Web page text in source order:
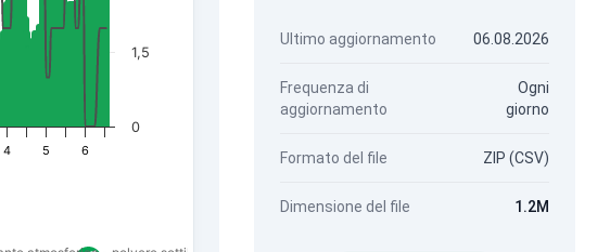
4 5 6
0
1,5
Ultimo aggiornamento 06.08.2026
Frequenza di
aggiornamento
Ogni
giorno
Formato del file ZIP (CSV)
Dimensione del file 1.2M